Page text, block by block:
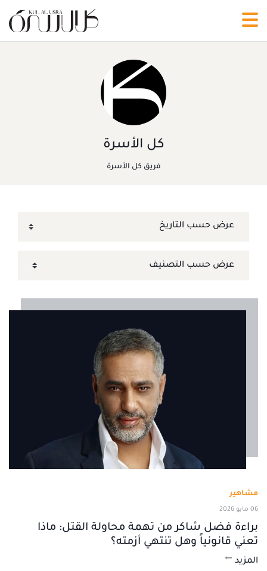
كل الأسرة
فريق كل الأسرة
مشاهير
06 مايو 2026
براءة فضل شاكر من تهمة محاولة القتل: ماذا
تعني قانونياً وهل تنتهي أزمته؟
المزيد